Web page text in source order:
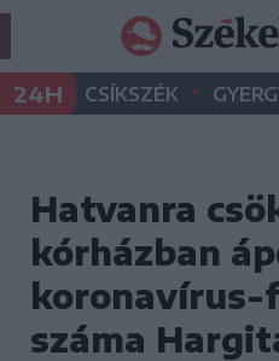
24H CSÍKSZÉK •
Hatvanra
kórházban
száma